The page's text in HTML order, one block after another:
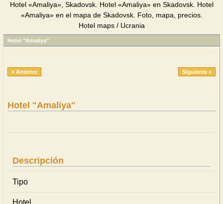
Hotel «Amaliya», Skadovsk. Hotel «Amaliya» en Skadovsk. Hotel
«Amaliya» en el mapa de Skadovsk. Foto, mapa, precios.
Hotel maps / Ucrania
Hotel "Amaliya"
« Anterior Siguiente »
Hotel "Amaliya"
Descripción
Tipo
Hotel